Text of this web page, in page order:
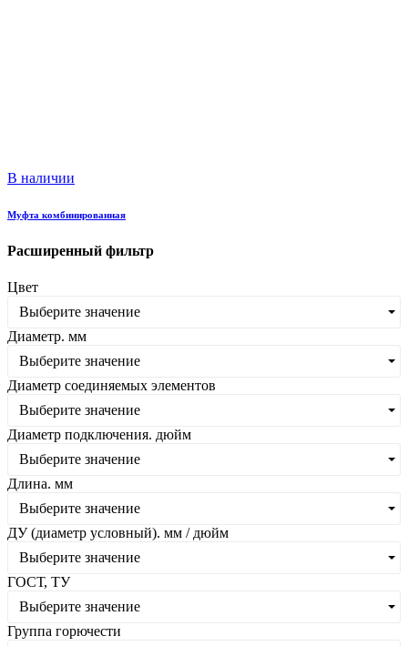
В наличии
Муфта комбинированная
Расширенный фильтр
Цвет
Выберите значение
Диаметр. мм
Выберите значение
Диаметр соединяемых элементов
Выберите значение
Диаметр подключения. дюйм
Выберите значение
Длина. мм
Выберите значение
ДУ (диаметр условный). мм / дюйм
Выберите значение
ГОСТ, ТУ
Выберите значение
Группа горючести